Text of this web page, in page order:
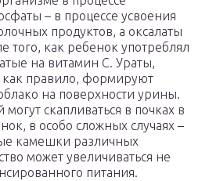
– в процессе усвоения
продуктов, а оксалаты
того, как ребенок употреблял
на витамин C. Ураты,
правило, формируют
на поверхности урины.
скапливаться в почках в
в особо сложных случаях –
камешки различных
может увеличиваться не
питания.